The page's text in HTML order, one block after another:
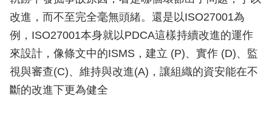
改進，而不至完全毫無頭緒。還是以ISO27001為
例，ISO27001本身就以PDCA這樣持續改進的運作
來設計，像條文中的ISMS，建立 (P)、實作 (D)、監
視與審查(C)、維持與改進(A)，讓組織的資安能在不
斷的改進下更為健全